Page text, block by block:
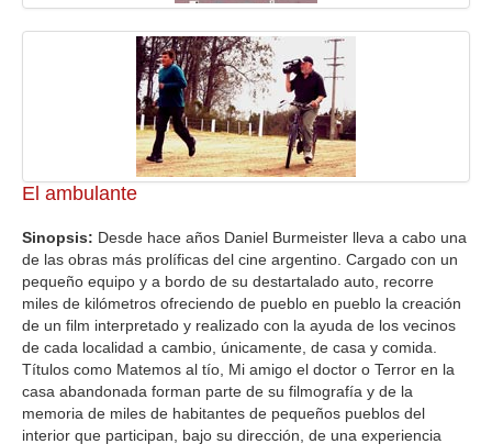
El ambulante
Sinopsis: Desde hace años Daniel Burmeister lleva a cabo una
de las obras más prolíficas del cine argentino. Cargado con un
pequeño equipo y a bordo de su destartalado auto, recorre
miles de kilómetros ofreciendo de pueblo en pueblo la creación
de un film interpretado y realizado con la ayuda de los vecinos
de cada localidad a cambio, únicamente, de casa y comida.
Títulos como Matemos al tío, Mi amigo el doctor o Terror en la
casa abandonada forman parte de su filmografía y de la
memoria de miles de habitantes de pequeños pueblos del
interior que participan, bajo su dirección, de una experiencia